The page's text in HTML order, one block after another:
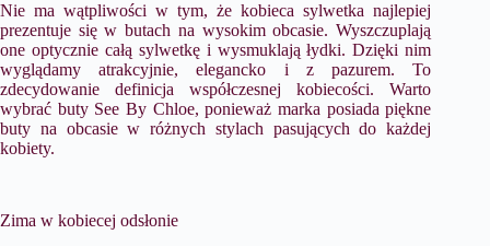
Nie ma wątpliwości w tym, że kobieca sylwetka najlepiej
prezentuje się w butach na wysokim obcasie. Wyszczuplają
one optycznie całą sylwetkę i wysmuklają łydki. Dzięki nim
wyglądamy atrakcyjnie, elegancko i z pazurem. To
zdecydowanie definicja współczesnej kobiecości. Warto
wybrać buty See By Chloe, ponieważ marka posiada piękne
buty na obcasie w różnych stylach pasujących do każdej
kobiety.
Zima w kobiecej odsłonie